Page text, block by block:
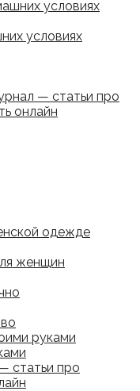
условиях
условиях
— статьи про
онлайн
одежде
женщин
руками
статьи про